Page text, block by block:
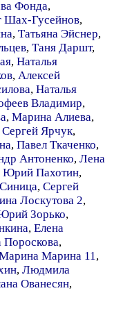
Фонда,
Шах-Гусейнов,
, Татьяна Эйснер,
, Таня Даршт,
, Наталья
, Алексей
, Наталья
Владимир,
, Марина Алиева,
Сергей Ярчук,
, Павел Ткаченко,
Антоненко, Лена
Юрий Пахотин,
, Сергей
Лоскутова 2,
Зорько,
, Елена
Пороскова,
Марина 11,
, Людмила
Ованесян,